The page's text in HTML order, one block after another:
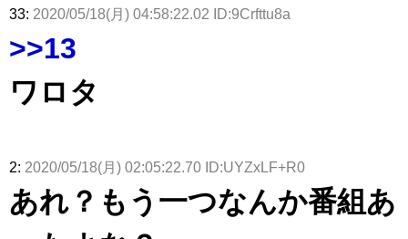
33: 2020/05/18(月) 04:58:22.02 ID:9Crfttu8a
>>13
ワロタ
2: 2020/05/18(月) 02:05:22.70 ID:UYZxLF+R0
あれ？もう一つなんか番組あ